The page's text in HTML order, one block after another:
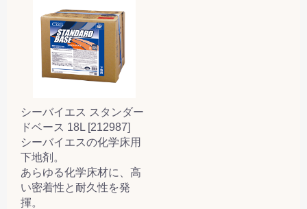
シーバイエス スタンダー
ドベース 18L [212987]
シーバイエスの化学床用
下地剤。
あらゆる化学床材に、高
い密着性と耐久性を発
揮。